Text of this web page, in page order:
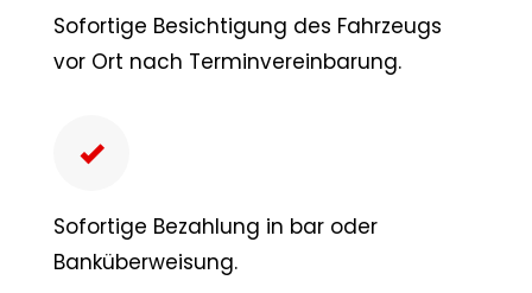
Sofortige Besichtigung des Fahrzeugs
vor Ort nach Terminvereinbarung.
Sofortige Bezahlung in bar oder
Banküberweisung.